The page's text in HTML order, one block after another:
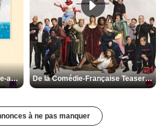
Les Matins merveilleux Bande-annonce VF De la Comédie-Française Teaser VF
à ne pas manquer